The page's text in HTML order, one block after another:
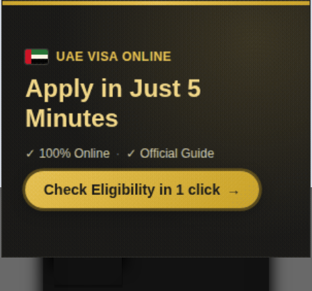
Чтобы не терять с нами связь,
подписывайся на наш
«Живая любовь! Проект «Школьный
Добавленно: 29 июля 2018 | Серии: [13 из 13]
Love Live! School Idol Project
Год:2013